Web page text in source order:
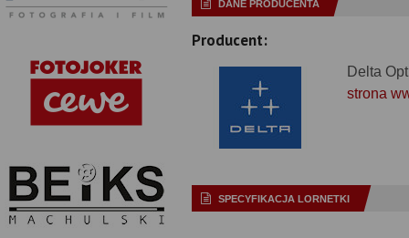
DANE PRODUCENTA
Producent:
Delta
strona
SPECYFIKACJA LORNETKI